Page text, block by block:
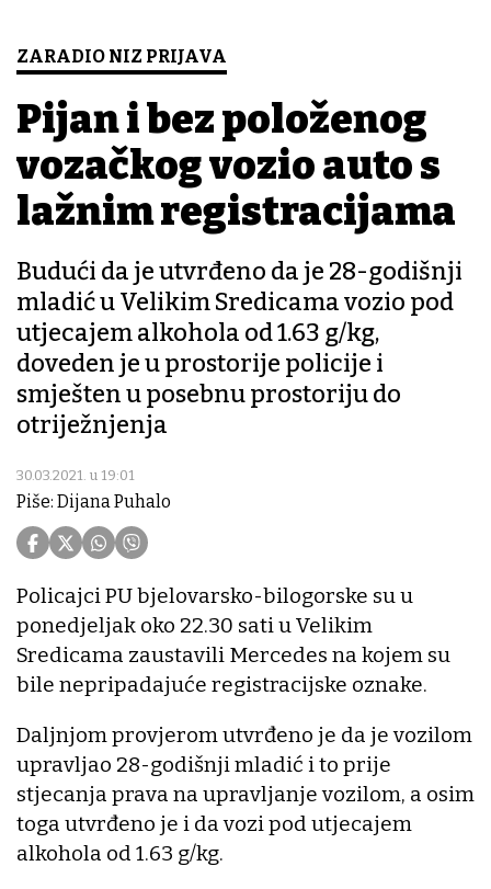
ZARADIO NIZ PRIJAVA
Pijan i bez položenog
vozačkog vozio auto s
lažnim registracijama
Budući da je utvrđeno da je 28-godišnji
mladić u Velikim Sredicama vozio pod
utjecajem alkohola od 1.63 g/kg,
doveden je u prostorije policije i
smješten u posebnu prostoriju do
otriježnjenja
30.03.2021. u 19:01
Piše: Dijana Puhalo
Policajci PU bjelovarsko-bilogorske su u
ponedjeljak oko 22.30 sati u Velikim
Sredicama zaustavili Mercedes na kojem su
bile nepripadajuće registracijske oznake.
Daljnjom provjerom utvrđeno je da je vozilom
upravljao 28-godišnji mladić i to prije
stjecanja prava na upravljanje vozilom, a osim
toga utvrđeno je i da vozi pod utjecajem
alkohola od 1.63 g/kg.